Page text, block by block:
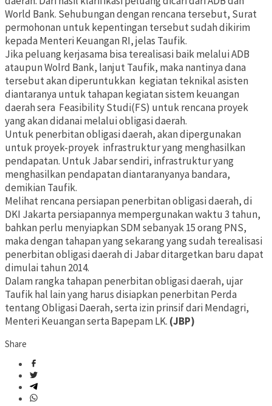
World Bank. Sehubungan dengan rencana tersebut, Surat
permohonan untuk kepentingan tersebut sudah dikirim
kepada Menteri Keuangan RI, jelas Taufik.
Jika peluang kerjasama bisa terealisasi baik melalui ADB
ataupun Wolrd Bank, lanjut Taufik, maka nantinya dana
tersebut akan diperuntukkan kegiatan teknikal asisten
diantaranya untuk tahapan kegiatan sistem keuangan
daerah sera Feasibility Studi(FS) untuk rencana proyek
yang akan didanai melalui obligasi daerah.
Untuk penerbitan obligasi daerah, akan dipergunakan
untuk proyek-proyek infrastruktur yang menghasilkan
pendapatan. Untuk Jabar sendiri, infrastruktur yang
menghasilkan pendapatan diantaranyanya bandara,
demikian Taufik.
Melihat rencana persiapan penerbitan obligasi daerah, di
DKI Jakarta persiapannya mempergunakan waktu 3 tahun,
bahkan perlu menyiapkan SDM sebanyak 15 orang PNS,
maka dengan tahapan yang sekarang yang sudah terealisasi
penerbitan obligasi daerah di Jabar ditargetkan baru dapat
dimulai tahun 2014.
Dalam rangka tahapan penerbitan obligasi daerah, ujar
Taufik hal lain yang harus disiapkan penerbitan Perda
tentang Obligasi Daerah, serta izin prinsif dari Mendagri,
Menteri Keuangan serta Bapepam LK. (JBP)
Share